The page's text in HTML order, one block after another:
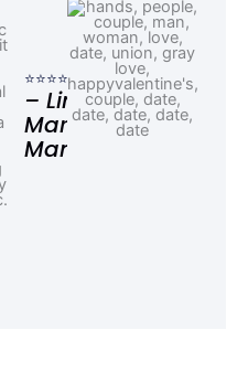
⭐⭐⭐⭐⭐
– Linda,
Marketing
Manager